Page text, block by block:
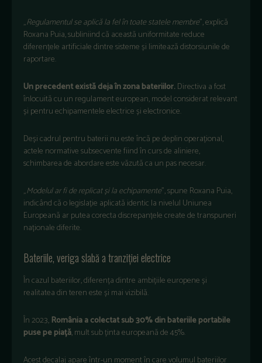
„Regulamentul se aplică la fel în toate statele membre”, explică
Roxana Puia, subliniind că această uniformitate reduce
diferențele artificiale dintre sisteme și limitează distorsiunile de
raportare.
Un precedent există deja în zona bateriilor.Directiva a fost
înlocuită cu un regulament european, model considerat relevant
și pentru echipamentele electrice și electronice.
Deși cadrul pentru baterii nu este încă pe deplin operațional,
actele normative subsecvente fiind în curs de aliniere,
schimbarea de abordare este văzută ca un pas necesar.
„Modelul ar fi de replicat și la echipamente”, spune Roxana Puia,
indicând că o legislație aplicată identic la nivelul Uniunea
Europeană ar putea corecta discrepanțele create de transpuneri
naționale diferite.
Bateriile, veriga slabă a tranziției electrice
În cazul bateriilor, diferența dintre ambițiile europene și
realitatea din teren este și mai vizibilă.
În 2023, România a colectat sub 30% din bateriile portabile
puse pe piață, mult sub ținta europeană de 45%.
Acest decalaj apare într-un moment în care volumul bateriilor